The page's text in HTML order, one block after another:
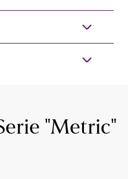
"Metric"